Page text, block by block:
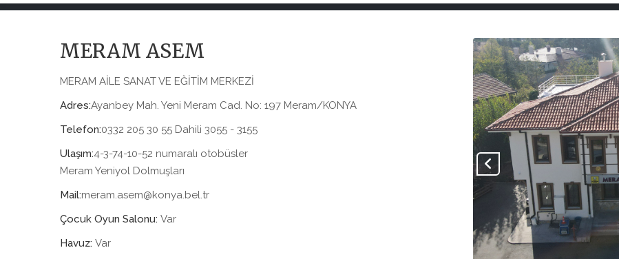
MERAM ASEM
MERAM AİLE SANAT VE EĞİTİM MERKEZİ
Adres:Ayanbey Mah. Yeni Meram Cad. No: 197 Meram/KONYA
Telefon:0332 205 30 55 Dahili 3055 - 3155
Ulaşım:4-3-74-10-52 numaralı otobüsler
Meram Yeniyol Dolmuşları
Mail:meram.asem@konya.bel.tr
Çocuk Oyun Salonu: Var
Havuz: Var